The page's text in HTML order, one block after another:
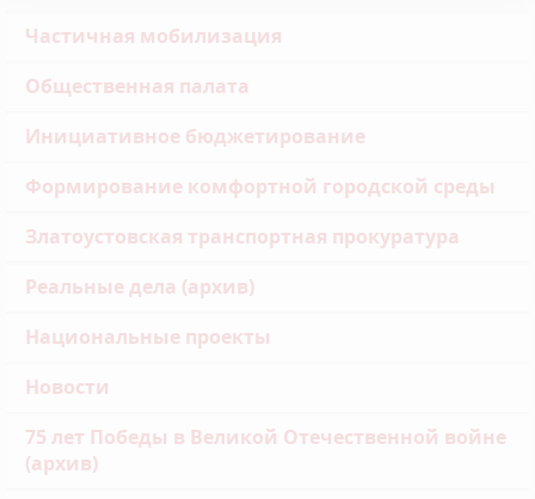
Частичная мобилизация
Общественная палата
Инициативное бюджетирование
Формирование комфортной городской среды
Златоустовская транспортная прокуратура
Реальные дела (архив)
Национальные проекты
Новости
75 лет Победы в Великой Отечественной войне
(архив)